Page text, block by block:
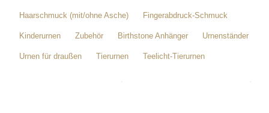
Haarschmuck (mit/ohne Asche) Fingerabdruck-Schmuck
Kinderurnen Zubehör Birthstone Anhänger Urnenständer
Urnen für draußen Tierurnen Teelicht-Tierurnen